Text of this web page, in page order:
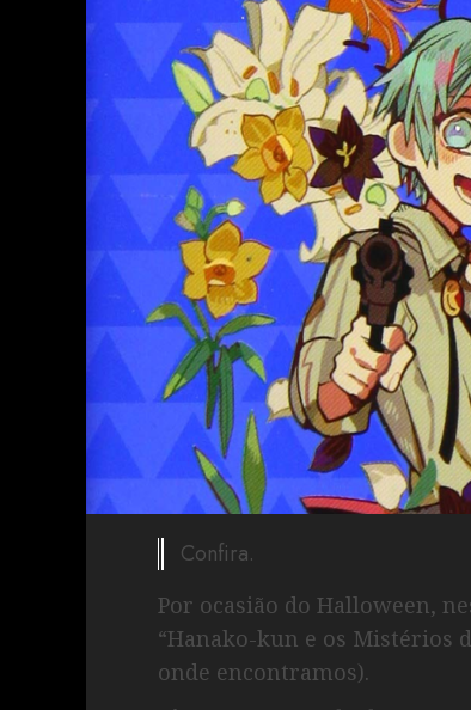
Confira.
Por ocasião do Halloween,
“Hanako-kun e os Mistérios
onde encontramos).